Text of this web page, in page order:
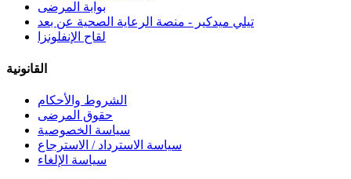
بوابة المرضى
تيلي ميدكير - منصة الرعاية الصحية عن بعد
لقاح الإنفلونزا
القانونية
الشروط والأحكام
حقوق المرضى
سياسة الخصوصية
سياسة الاسترداد / الاسترجاع
سياسة الإلغاء